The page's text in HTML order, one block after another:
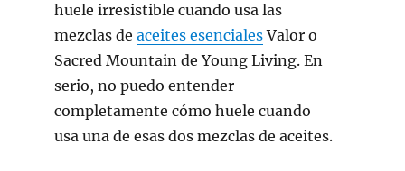
huele irresistible cuando usa las
mezclas de aceites esencialesValor o
Sacred Mountain de Young Living. En
serio, no puedo entender
completamente cómo huele cuando
usa una de esas dos mezclas de aceites.